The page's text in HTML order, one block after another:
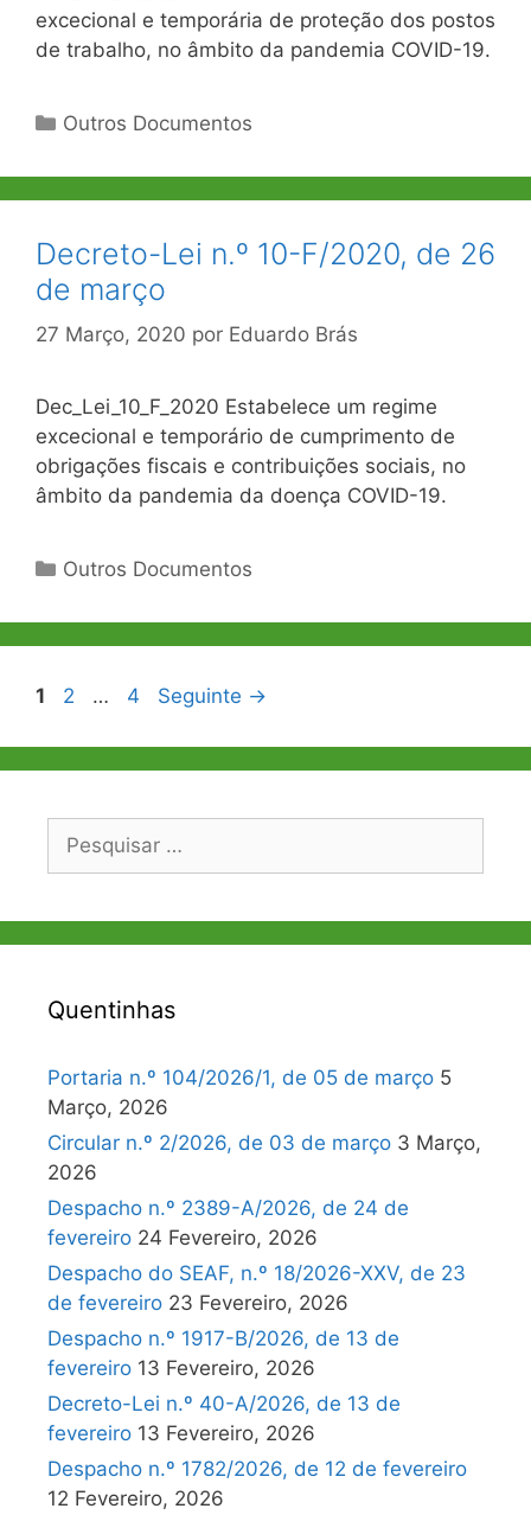
excecional e temporária de proteção dos postos
de trabalho, no âmbito da pandemia COVID-19.
Categorias
Outros Documentos
Decreto-Lei n.º 10-F/2020, de 26
de março
27 Março, 2020 por Eduardo Brás
Dec_Lei_10_F_2020 Estabelece um regime
excecional e temporário de cumprimento de
obrigações fiscais e contribuições sociais, no
âmbito da pandemia da doença COVID-19.
Categorias
Outros Documentos
Navegação
artigos
Página
1 Página
2 … Página
4 Seguinte →
Pesquisar
Quentinhas
Portaria n.º 104/2026/1, de 05 de março 5
Março, 2026
Circular n.º 2/2026, de 03 de março 3 Março,
2026
Despacho n.º 2389-A/2026, de 24 de
fevereiro 24 Fevereiro, 2026
Despacho do SEAF, n.º 18/2026-XXV, de 23
de fevereiro 23 Fevereiro, 2026
Despacho n.º 1917-B/2026, de 13 de
fevereiro 13 Fevereiro, 2026
Decreto-Lei n.º 40-A/2026, de 13 de
fevereiro 13 Fevereiro, 2026
Despacho n.º 1782/2026, de 12 de fevereiro
12 Fevereiro, 2026